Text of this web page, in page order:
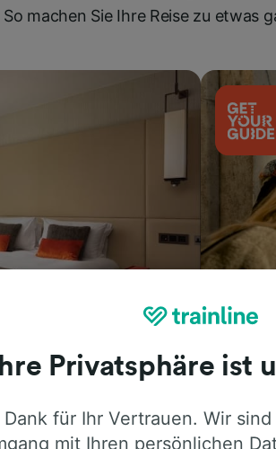
So machen Sie Ihre Reise zu etwas
Ihre Privatsphäre ist
für Ihr Vertrauen. Wir
mit Ihren persönlichen